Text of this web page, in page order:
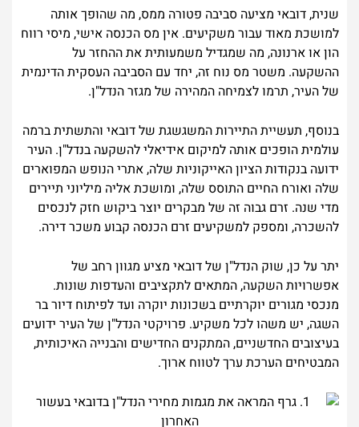
שנית, דובאי מציעה סביבה פטורה ממס, מה שהופך אותה
למושכת מאוד עבור משקיעים. אין מס הכנסה אישי, מיסי רווח
הון או ארנונה, מה שמגדיל משמעותית את ההחזר על
ההשקעה. משטר מס נוח זה, יחד עם הסביבה העסקית הדינמית
של העיר, תרמו לצמיחה המהירה של מגזר הנדל"ן.
בנוסף, תעשיית התיירות המשגשגת של דובאי והתשתית ברמה
עולמית הופכים אותה למיקום אידיאלי להשקעה בנדל"ן. העיר
ידועה בנקודות הציון האייקוניות שלה, אתרי הנופש המפוארים
שלה ואורח החיים התוסס שלה, ומושכת אליה מיליוני תיירים
מדי שנה. זרם גבוה זה של מבקרים יוצר ביקוש חזק לנכסים
להשכרה, ומספק למשקיעים זרם הכנסה קבוע משכר דירה.
יתר על כן, שוק הנדל"ן של דובאי מציע מגוון רחב של
אפשרויות השקעה, המתאים לתקציבים והעדפות שונות.
מנכסי מגורים יוקרתיים בשכונות יוקרה ועד לפיתוח דיור בר
השגה, יש משהו לכל משקיע. פרויקטי הנדל"ן של העיר ידועים
בעיצובים החדשניים, המתקנים החדישים והבנייה האיכותית,
המבטיחים הערכת ערך לטווח ארוך.